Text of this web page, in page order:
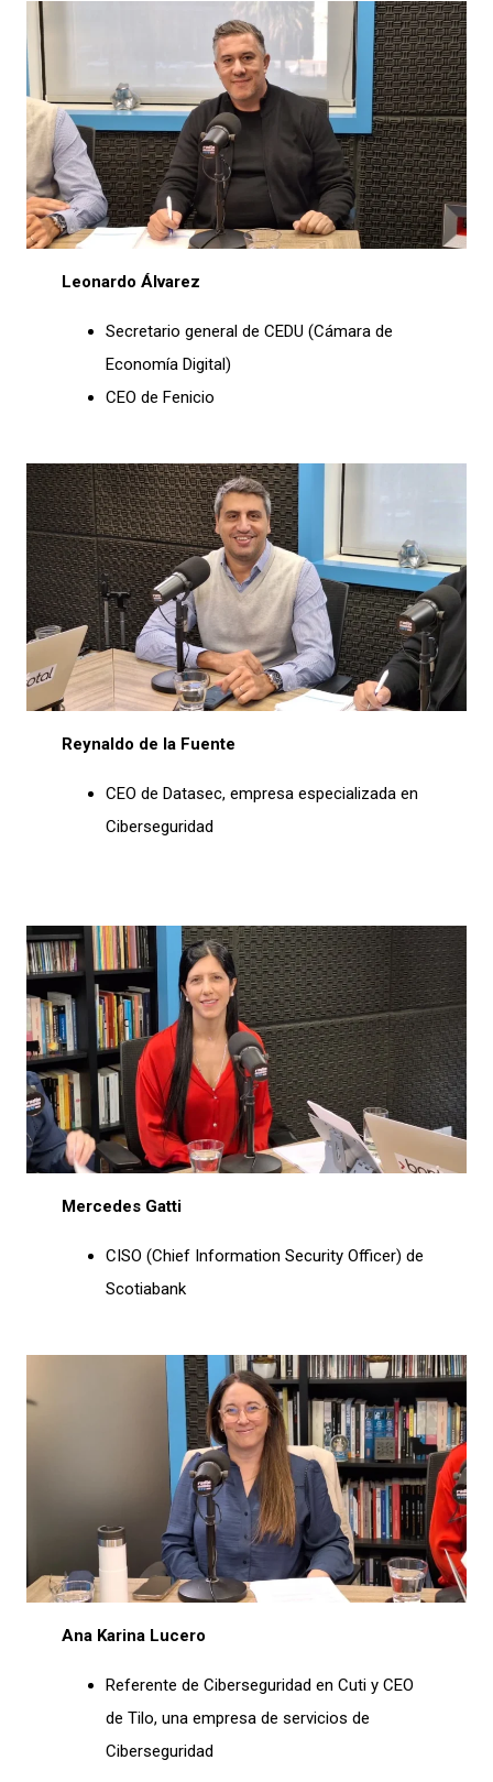
Leonardo Álvarez
Secretario general de CEDU (Cámara de
Economía Digital)
CEO de Fenicio
Reynaldo de la Fuente
CEO de Datasec, empresa especializada en
Ciberseguridad
Mercedes Gatti
CISO (Chief Information Security Officer) de
Scotiabank
Ana Karina Lucero
Referente de Ciberseguridad en Cuti y CEO
de Tilo, una empresa de servicios de
Ciberseguridad